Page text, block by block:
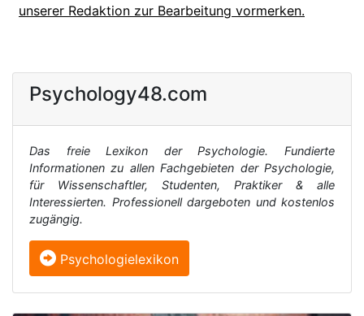
unserer Redaktion zur Bearbeitung vormerken.
Psychology48.com
Das freie Lexikon der Psychologie. Fundierte
Informationen zu allen Fachgebieten der Psychologie,
für Wissenschaftler, Studenten, Praktiker & alle
Interessierten. Professionell dargeboten und kostenlos
zugängig.
Psychologielexikon